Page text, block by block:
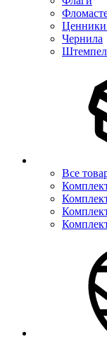
Ценники
Чернила
Все